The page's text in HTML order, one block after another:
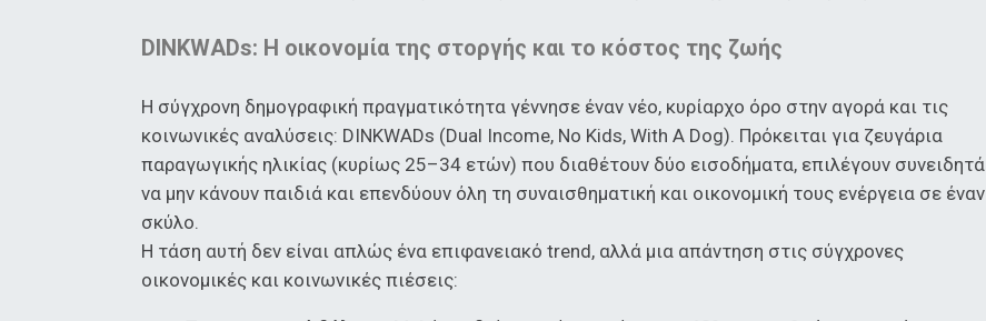
DINKWADs: Η οικονομία της στοργής και το κόστος της ζωής
Η σύγχρονη δημογραφική πραγματικότητα γέννησε έναν νέο, κυρίαρχο όρο στην αγορά και τις
κοινωνικές αναλύσεις: DINKWADs (Dual Income, No Kids, With A Dog). Πρόκειται για ζευγάρια
παραγωγικής ηλικίας (κυρίως 25–34 ετών) που διαθέτουν δύο εισοδήματα, επιλέγουν συνειδητά
να μην κάνουν παιδιά και επενδύουν όλη τη συναισθηματική και οικονομική τους ενέργεια σε έναν
σκύλο.
Η τάση αυτή δεν είναι απλώς ένα επιφανειακό trend, αλλά μια απάντηση στις σύγχρονες
οικονομικές και κοινωνικές πιέσεις: